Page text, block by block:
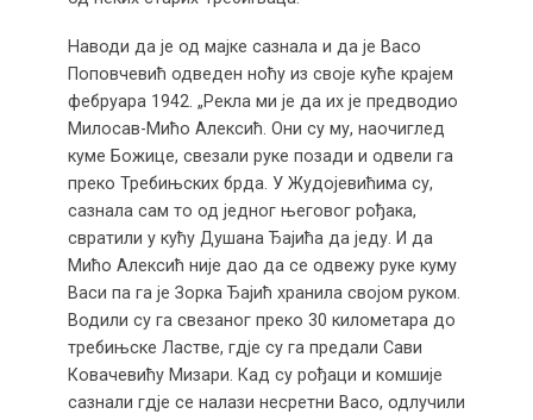
Наводи да је од мајке сазнала и да је Васо
Поповчевић одведен ноћу из своје куће крајем
фебруара 1942. „Рекла ми је да их је предводио
Милосав-Мићо Алексић. Они су му, наочиглед
куме Божице, свезали руке позади и одвели га
преко Требињских брда. У Жудојевићима су,
сазнала сам то од једног његовог рођака,
свратили у кућу Душана Ђајића да једу. И да
Мићо Алексић није дао да се одвежу руке куму
Васи па га је Зорка Ђајић хранила својом руком.
Водили су га свезаног преко 30 километара до
требињске Ластве, гдје су га предали Сави
Ковачевићу Мизари. Кад су рођаци и комшије
сазнали гдје се налази несретни Васо, одлучили